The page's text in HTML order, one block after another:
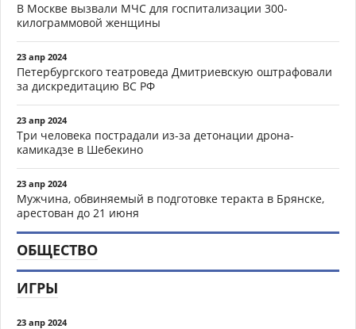
В Москве вызвали МЧС для госпитализации 300-
килограммовой женщины
23 апр 2024
Петербургского театроведа Дмитриевскую оштрафовали
за дискредитацию ВС РФ
23 апр 2024
Три человека пострадали из-за детонации дрона-
камикадзе в Шебекино
23 апр 2024
Мужчина, обвиняемый в подготовке теракта в Брянске,
арестован до 21 июня
ОБЩЕСТВО
ИГРЫ
23 апр 2024